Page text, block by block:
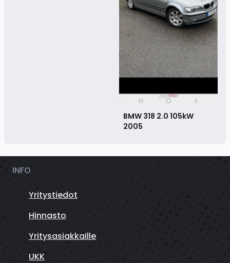
BMW 318 2.0 105kW
2005
INFO
Yritystiedot
Hinnasto
Yritysasiakkaille
UKK